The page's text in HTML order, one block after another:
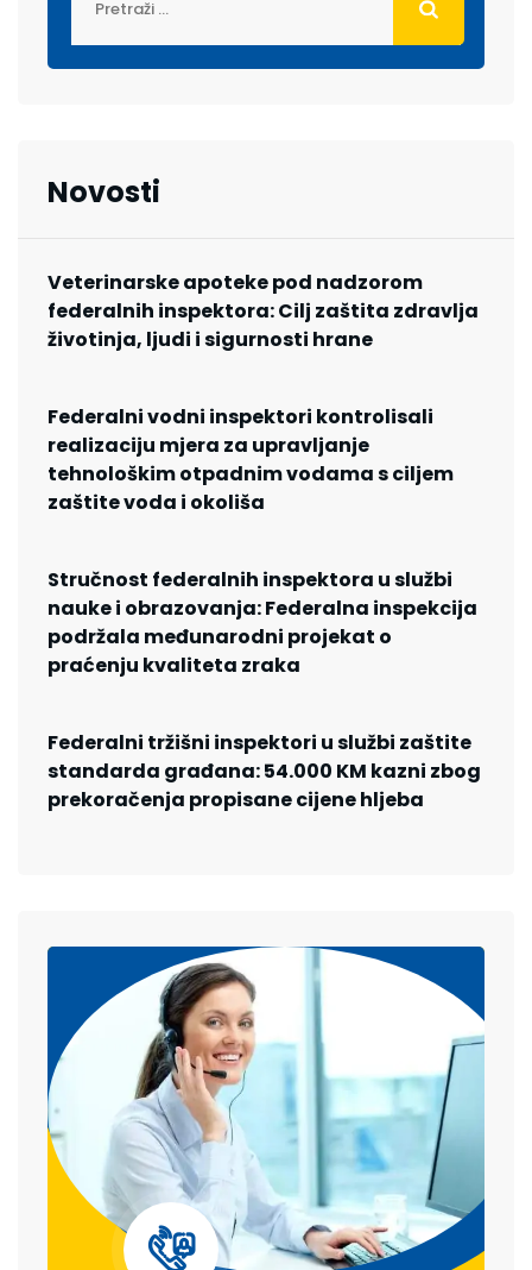
Novosti
Veterinarske apoteke pod nadzorom
federalnih inspektora: Cilj zaštita zdravlja
životinja, ljudi i sigurnosti hrane
Federalni vodni inspektori kontrolisali
realizaciju mjera za upravljanje
tehnološkim otpadnim vodama s ciljem
zaštite voda i okoliša
Stručnost federalnih inspektora u službi
nauke i obrazovanja: Federalna inspekcija
podržala međunarodni projekat o
praćenju kvaliteta zraka
Federalni tržišni inspektori u službi zaštite
standarda građana: 54.000 KM kazni zbog
prekoračenja propisane cijene hljeba